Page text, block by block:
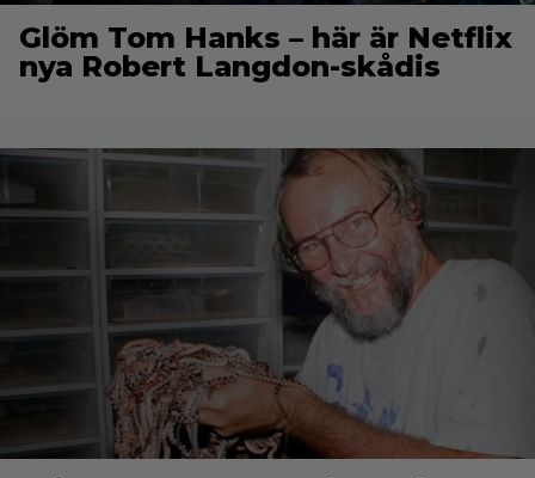
Glöm Tom Hanks – här är Netflix
nya Robert Langdon-skådis